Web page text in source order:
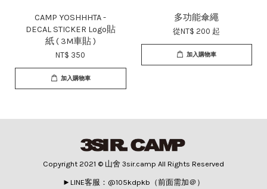
CAMP YOSHHHTA -
DECAL STICKER Logo貼
紙 ( 3M車貼 )
NT$ 350
加入購物車
多功能傘繩
從NT$ 200 起
加入購物車
Copyright 2021 © 山舍 3sir.camp All Rights Reserved
►LINE客服：@105kdpkb（前面需加＠）